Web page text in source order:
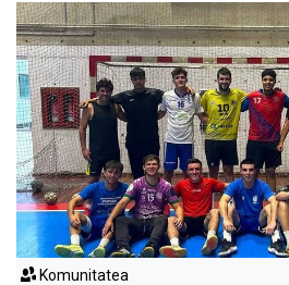
Komunitatea